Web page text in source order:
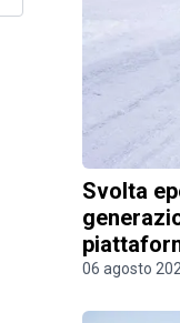
Svolta
06 agosto